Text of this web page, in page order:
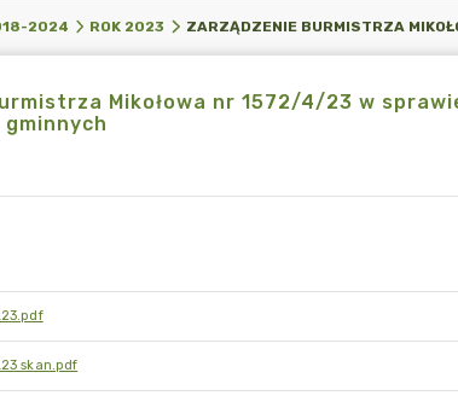
2024 ROK 2023
Mikołowa nr 1572/4/23 w
skan.pdf